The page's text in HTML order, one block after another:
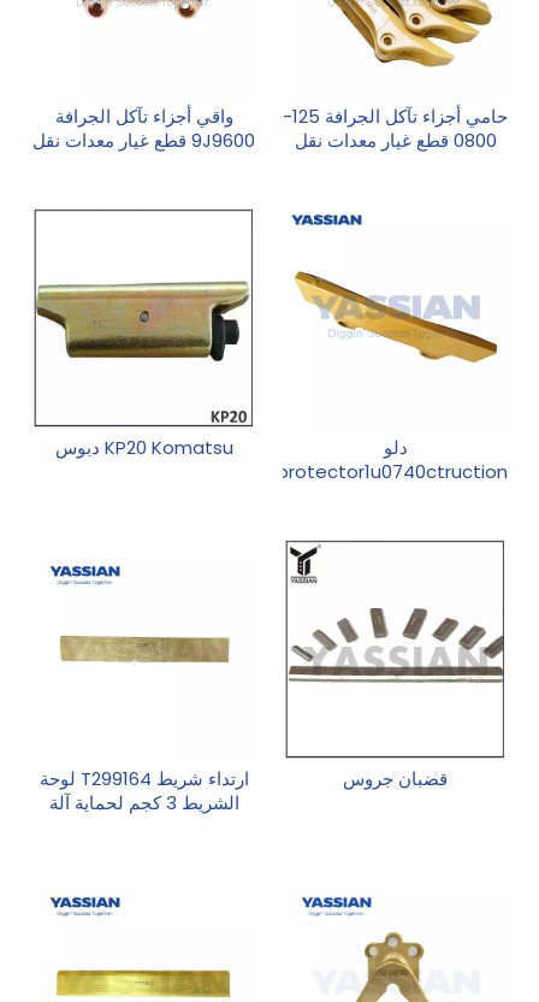
حامي أجزاء تآكل الجرافة 125-
0800 قطع غيار معدات نقل
واقي أجزاء تآكل الجرافة
9J9600 قطع غيار معدات نقل
دلو
protector1u0740ctruction
KP20 Komatsu دبوس
قضبان جروس
ارتداء شريط T299164 لوحة
الشريط 3 كجم لحماية آلة